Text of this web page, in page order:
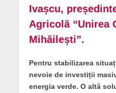
Ivașcu,
Agricolă “Unirea
Mihăilești”.
Pentru stabilizarea
nevoie de investiții
energia verde. O altă